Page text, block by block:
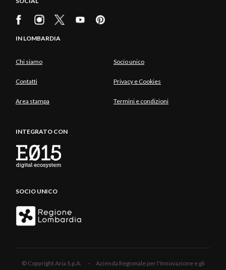
IN LOMBARDIA
Chi siamo Socio unico
Contatti Privacy e Cookies
Area stampa Termini e condizioni
INTEGRATO CON
SOCIO UNICO
© Copyright Aria S.p.A. - Azienda Regionale per l'Innovazione e gli